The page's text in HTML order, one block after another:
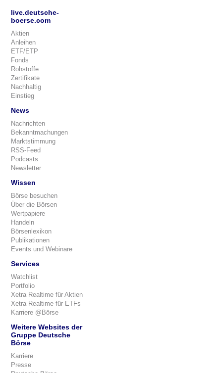
live.deutsche-
boerse.com
Aktien
Anleihen
ETF/ETP
Fonds
Rohstoffe
Zertifikate
Nachhaltig
Einstieg
News
Nachrichten
Bekanntmachungen
Marktstimmung
RSS-Feed
Podcasts
Newsletter
Wissen
Börse besuchen
Über die Börsen
Wertpapiere
Handeln
Börsenlexikon
Publikationen
Events und Webinare
Services
Watchlist
Portfolio
Xetra Realtime für Aktien
Xetra Realtime für ETFs
Karriere @Börse
Weitere Websites der
Gruppe Deutsche
Börse
Karriere
Presse